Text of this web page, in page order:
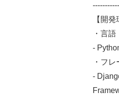
【開発
・言語
-
・フ
-